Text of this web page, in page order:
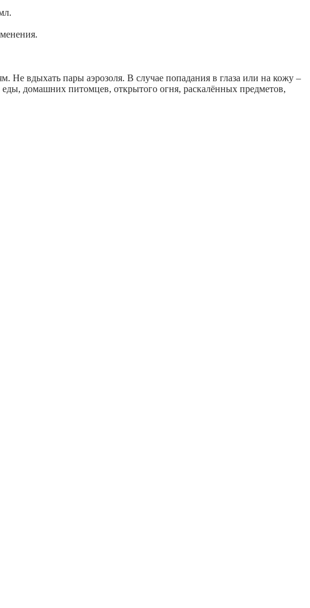
Не вдыхать пары аэрозоля. В случае попадания в глаза или на кожу –
домашних питомцев, открытого огня, раскалённых предметов,